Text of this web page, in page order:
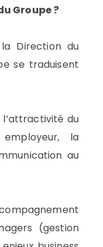
Groupe ?
Direction du
se traduisent
du
la
au
(gestion